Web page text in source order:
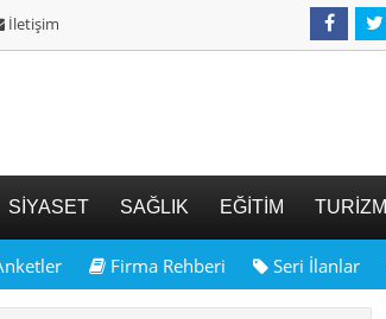
İletişim
SİYASET SAĞLIK EĞİTİM TURİZM
Firma Rehberi Seri İlanlar